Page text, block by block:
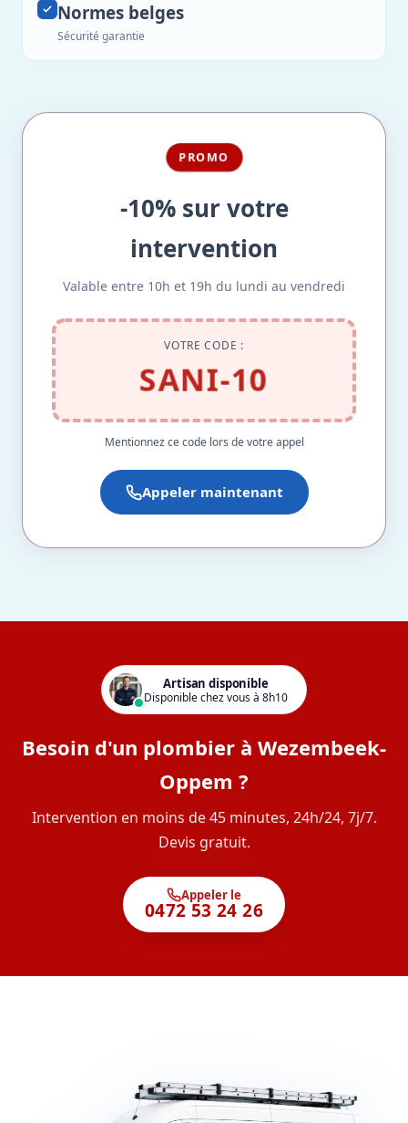
Normes belges
Sécurité garantie
PROMO
-10% sur votre
intervention
Valable entre 10h et 19h du lundi au vendredi
VOTRE CODE :
SANI-10
Mentionnez ce code lors de votre appel
Appeler maintenant
Artisan disponible
Disponible chez vous à 8h10
Besoin d'un plombier à Wezembeek-
Oppem ?
Intervention en moins de 45 minutes, 24h/24, 7j/7.
Devis gratuit.
Appeler le
0472 53 24 26